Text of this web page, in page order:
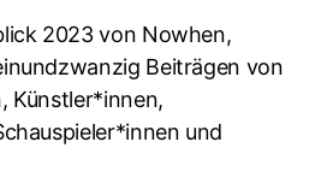
2023 von Nowhen,
Beiträgen von
Künstler*innen,
und